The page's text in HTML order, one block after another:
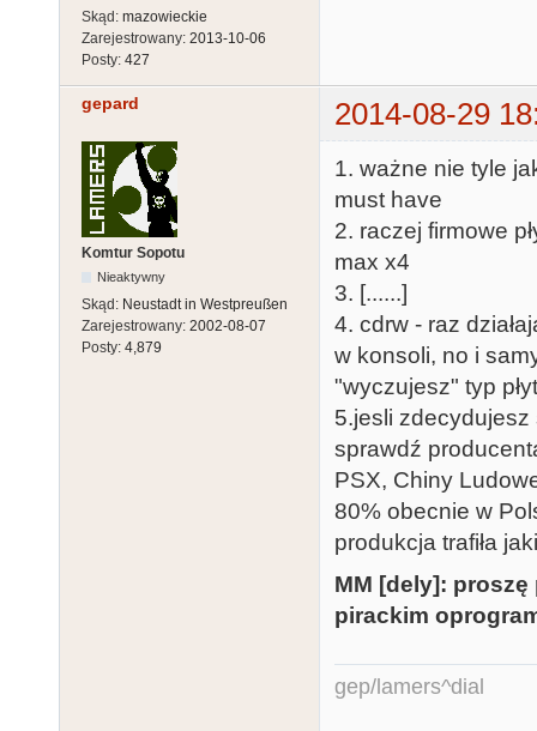
Skąd: mazowieckie
Zarejestrowany: 2013-10-06
Posty: 427
gepard 2014-08-29
Komtur Sopotu
Nieaktywny
Skąd: Neustadt in Westpreußen
Zarejestrowany: 2002-08-07
Posty: 4,879
1. ważne nie tyle
must have
2. raczej firmowe
max x4
3. [......]
4. cdrw - raz
w konsoli, no i
"wyczujesz" typ
5.jesli
sprawdź
PSX, Chiny
80% obecnie w
produkcja trafiła
MM [dely]:
pirackim
gep/lamers^dial